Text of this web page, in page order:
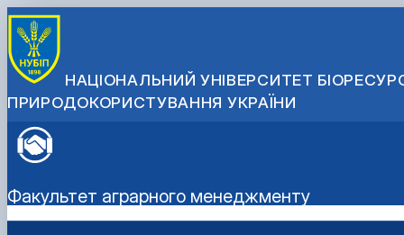
НАЦІОНАЛЬНИЙ УНІВЕРСИТЕТ
ПРИРОДОКОРИСТУВАННЯ УКРАЇНИ
Факультет аграрного менеджменту